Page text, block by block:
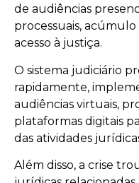
de audiências
processuais,
acesso à justiça.
O sistema judiciário
rapidamente,
audiências virtuais,
plataformas digitais
das atividades
Além disso, a crise